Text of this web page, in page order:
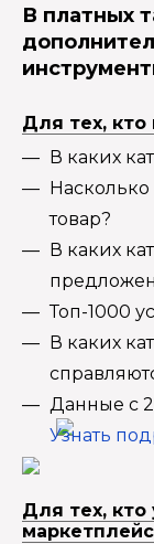
В платных
Для тех,
В каких
товар?
В каких
Топ-1000
В каких
Данные с
Узнать
Для тех, кто